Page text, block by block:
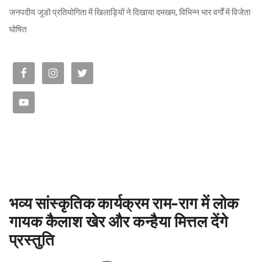
जनपदीय जूडो प्रतियोगिता में खिलाड़ियों ने दिखाया दमखम, विभिन्न भार वर्गों में विजेता
घोषित
भव्य सांस्कृतिक कार्यक्रम राम-राग में लोक
गायक कैलाश खेर और कन्हैया मित्तल देंगे
प्रस्तुति